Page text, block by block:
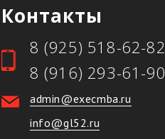
Контакты
8 (925) 518-62-82
8 (916) 293-61-90
admin@execmba.ru
info@gl52.ru